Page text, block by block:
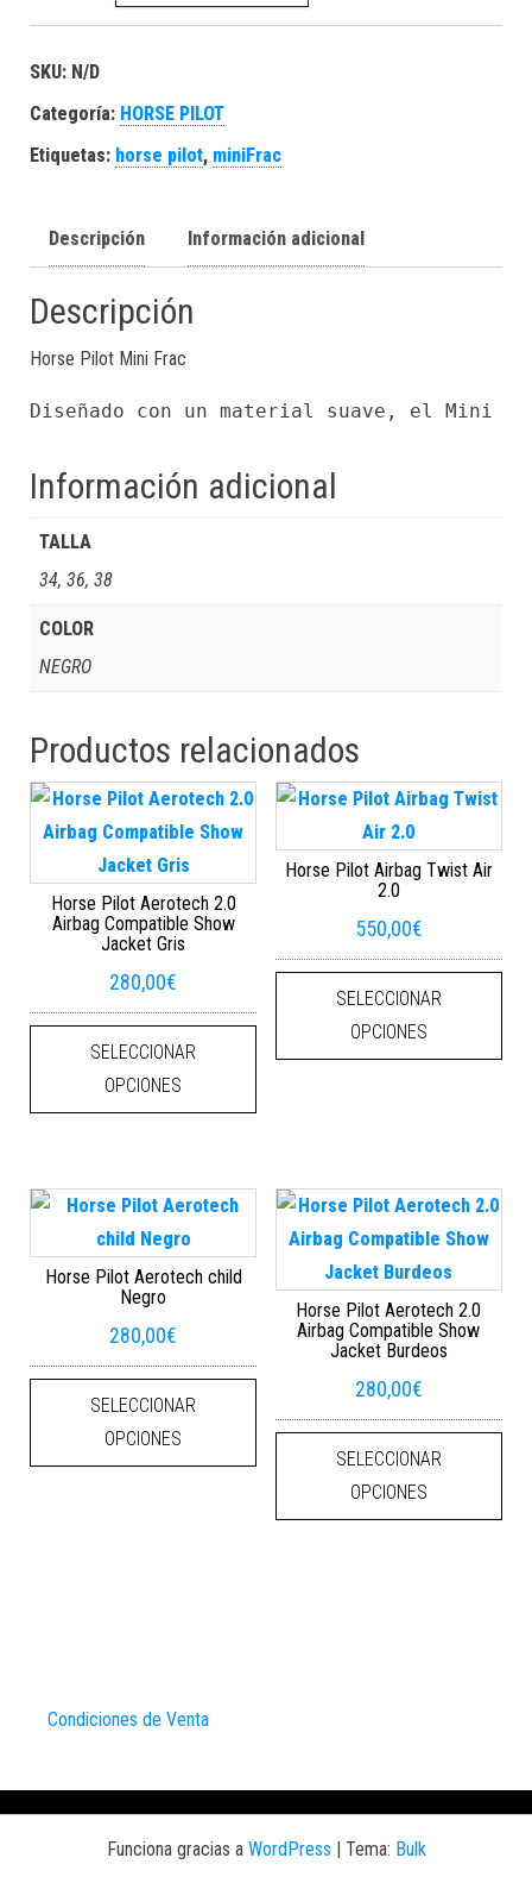
SKU: N/D
Categoría: HORSE PILOT
Etiquetas: horse pilot, miniFrac
Descripción Información adicional
Descripción
Horse Pilot Mini Frac
Diseñado con un material suave, el Mini
Información adicional
TALLA
34, 36, 38
COLOR
NEGRO
Productos relacionados
Horse Pilot Aerotech 2.0
Airbag Compatible Show
Jacket Gris
280,00€
SELECCIONAR
OPCIONES
Este producto tiene múltiples
Horse Pilot Airbag Twist Air
2.0
550,00€
SELECCIONAR
OPCIONES
Horse Pilot Aerotech child
Negro
280,00€
SELECCIONAR
OPCIONES
Este producto tiene múltiples
Horse Pilot Aerotech 2.0
Airbag Compatible Show
Jacket Burdeos
280,00€
SELECCIONAR
OPCIONES
Condiciones de Venta
Funciona gracias a WordPress | Tema: Bulk